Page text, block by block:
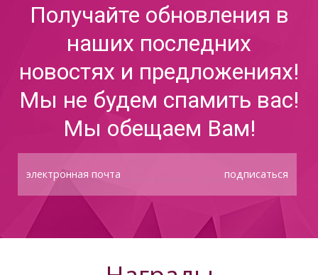
Получайте обновления в
наших последних
новостях и предложениях!
Мы не будем спамить вас!
Мы обещаем Вам!
подписаться